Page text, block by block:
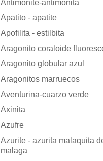
Antimonite-antimonita
Apatito - apatite
Apofilita - estilbita
Aragonito coraloide
Aragonito globular azul
Aragonitos marruecos
Aventurina-cuarzo verde
Axinita
Azufre
Azurite - azurita malaquita
malaga